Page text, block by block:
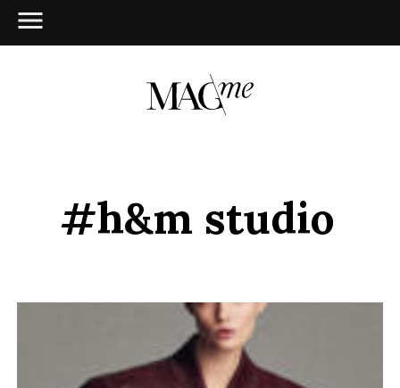
#h&m studio